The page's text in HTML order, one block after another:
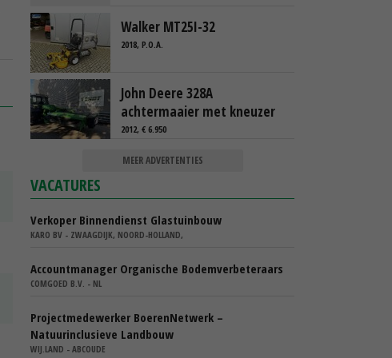
Walker MT25I-32
2018, P.O.A.
John Deere 328A
achtermaaier met kneuzer
2012, € 6.950
MEER ADVERTENTIES
VACATURES
Verkoper Binnendienst Glastuinbouw
KARO BV - ZWAAGDIJK, NOORD-HOLLAND,
Accountmanager Organische Bodemverbeteraars
COMGOED B.V. - NL
Projectmedewerker BoerenNetwerk –
Natuurinclusieve Landbouw
WIJ.LAND - ABCOUDE